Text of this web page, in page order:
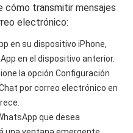
cómo transmitir mensajes
electrónico:
en su dispositivo iPhone,
en el dispositivo anterior.
la opción Configuración
por correo electrónico en
que desea